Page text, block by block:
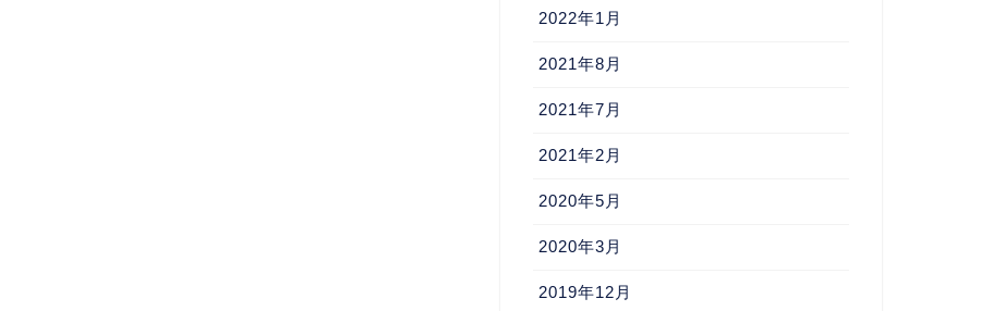
2022年1月
2021年8月
2021年7月
2021年2月
2020年5月
2020年3月
2019年12月